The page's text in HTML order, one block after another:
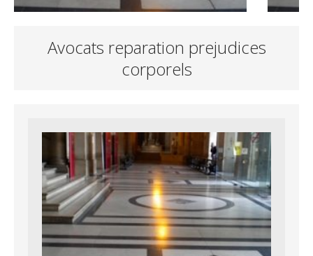
Avocats reparation prejudices
corporels